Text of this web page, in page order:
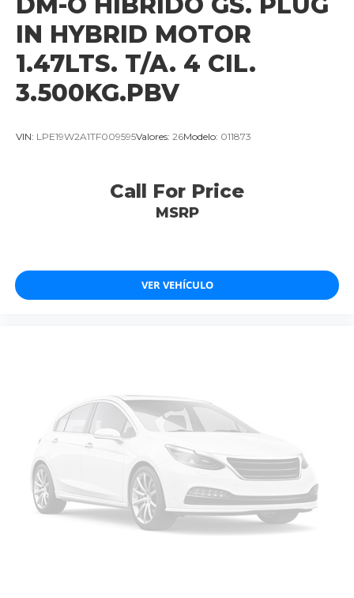
IN HYBRID MOTOR
1.47LTS. T/A. 4 CIL.
3.500KG.PBV
VIN: LPE19W2A1TF009595Valores: 26Modelo: 011873
Call For Price
MSRP
VER VEHÍCULO